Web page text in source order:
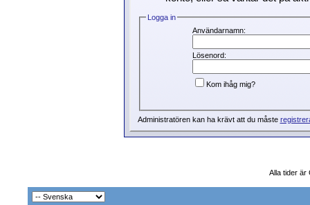
Logga in
Användarnamn:
Lösenord:
Kom ihåg mig?
Administratören kan ha krävt att du måste
Alla tider är